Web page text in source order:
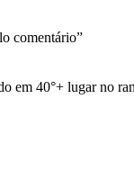
comentário”
em 40°+ lugar no